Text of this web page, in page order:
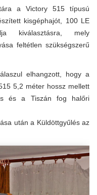
a Victory 515 típusú
kisgéphajót, 100 LE
kiválasztásra, mely
feltétlen szükségszerű
elhangzott, hogy a
5,2 méter hossz mellett
és a Tiszán fog halőri
után a Küldöttgyűlés az